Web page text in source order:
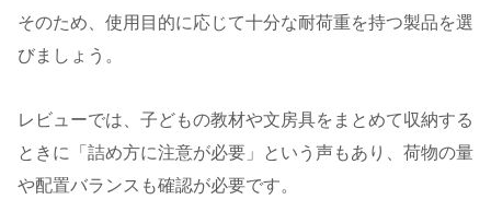
そのため、使用目的に応じて十分な耐荷重を持つ製品を選
びましょう。
レビューでは、子どもの教材や文房具をまとめて収納する
ときに「詰め方に注意が必要」という声もあり、荷物の量
や配置バランスも確認が必要です。